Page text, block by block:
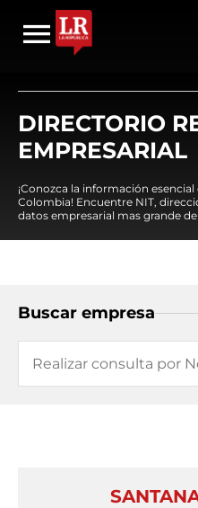
DIRECTORIO
EMPRESARIAL
¡Conozca la información
Colombia! Encuentre NIT,
datos empresarial mas grande
Buscar empresa